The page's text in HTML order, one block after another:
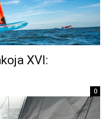
XVI:
0